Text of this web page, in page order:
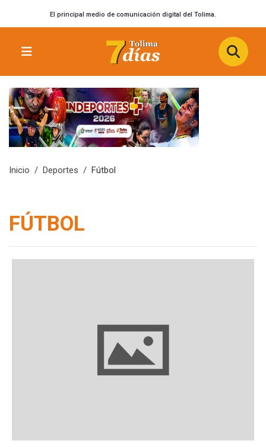
El principal medio de comunicación digital del Tolima.
Inicio Deportes Fútbol
FÚTBOL